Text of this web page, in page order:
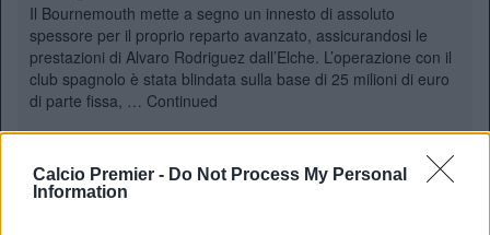
Calcio Premier - Do Not Process My Personal
Information
Il Bournemouth mette a segno un innesto di assoluto
spessore per il proprio reparto avanzato, assicurandosi le
prestazioni di Alvaro Rodriguez dall’Elche. L’operazione con il
club spagnolo è stata blindata sulla base di 25 milioni di euro
di parte fissa, … Continued
Bournemouth, tremano le
Cherries: il Barcellona